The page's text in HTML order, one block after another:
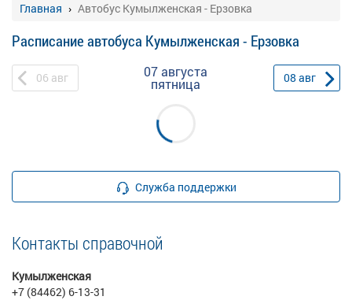
Главная Автобус Кумылженская - Ерзовка
Расписание автобуса Кумылженская - Ерзовка
06 авг 07 августа
пятница 08 авг
Служба поддержки
Контакты справочной
Кумылженская
+7 (84462) 6-13-31